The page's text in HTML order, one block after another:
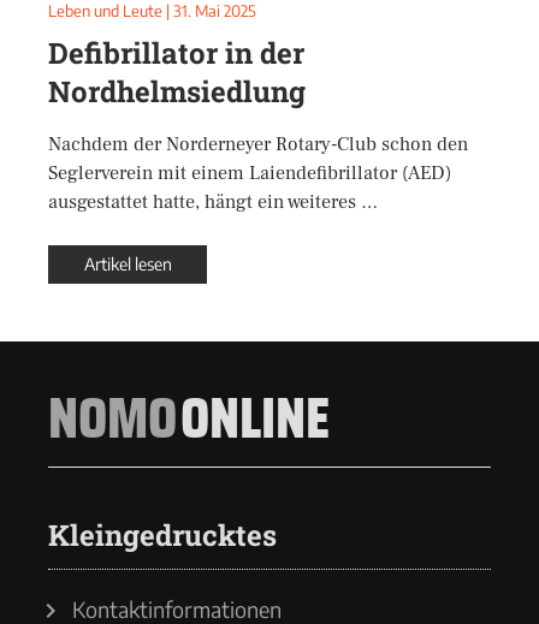
Leben und Leute | 31. Mai 2025
Defibrillator in der
Nordhelmsiedlung
Nachdem der Norderneyer Rotary-Club schon den
Seglerverein mit einem Laiendefibrillator (AED)
ausgestattet hatte, hängt ein weiteres …
Artikel lesen
NOMOONLINE
Kleingedrucktes
Kontaktinformationen